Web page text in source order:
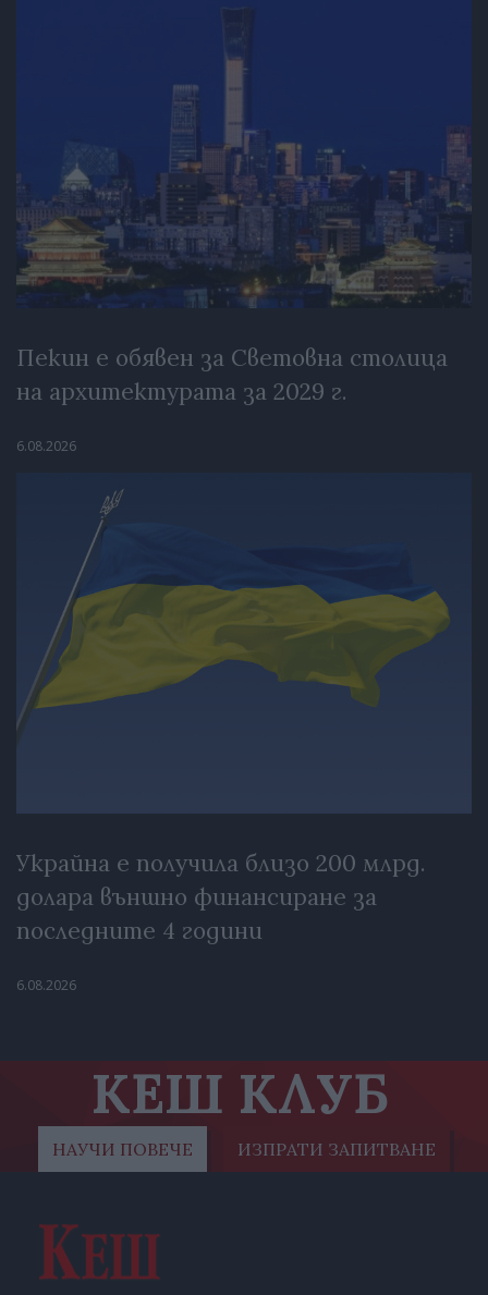
Пекин е обявен за Световна столица
на архитектурата за 2029 г.
6.08.2026
Украйна е получила близо 200 млрд.
долара външно финансиране за
последните 4 години
6.08.2026
КЕШ КЛУБ
НАУЧИ ПОВЕЧЕ ИЗПРАТИ ЗАПИТВАНЕ